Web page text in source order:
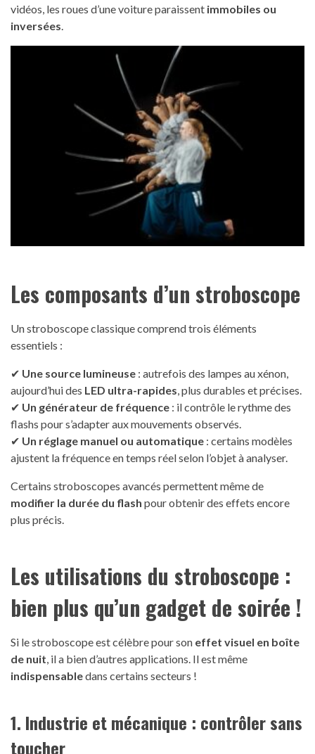
vidéos, les roues d’une voiture paraissent immobiles ou
inversées.
Les composants d’un stroboscope
Un stroboscope classique comprend trois éléments
essentiels :
✔ Une source lumineuse : autrefois des lampes au xénon,
aujourd’hui des LED ultra-rapides , plus durables et précises.
✔ Un générateur de fréquence : il contrôle le rythme des
flashs pour s’adapter aux mouvements observés.
✔ Un réglage manuel ou automatique : certains modèles
ajustent la fréquence en temps réel selon l’objet à analyser.
Certains stroboscopes avancés permettent même de
modifier la durée du flash pour obtenir des effets encore
plus précis.
Les utilisations du stroboscope :
bien plus qu’un gadget de soirée !
Si le stroboscope est célèbre pour son effet visuel en boîte
de nuit , il a bien d’autres applications. Il est même
indispensabledans certains secteurs !
1. Industrie et mécanique : contrôler sans
toucher